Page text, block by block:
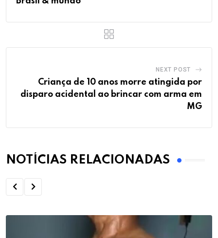
NEXT POST
Criança de 10 anos morre atingida por
disparo acidental ao brincar com arma em
MG
NOTÍCIAS RELACIONADAS